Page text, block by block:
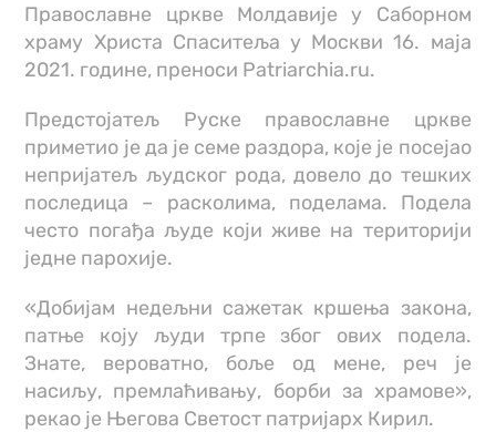
Православне цркве Молдавије у Саборном
храму Христа Спаситеља у Москви 16. маја
2021. године, преноси Patriarchia.ru.
Предстојатељ Руске православне цркве
приметио је да је семе раздора, које је посејао
непријатељ људског рода, довело до тешких
последица – расколима, поделама. Подела
често погађа људе који живе на територији
једне парохије.
«Добијам недељни сажетак кршења закона,
патње коју људи трпе због ових подела.
Знате, вероватно, боље од мене, реч је
насиљу, премлаћивању, борби за храмове»,
рекао је Његова Светост патријарх Кирил.